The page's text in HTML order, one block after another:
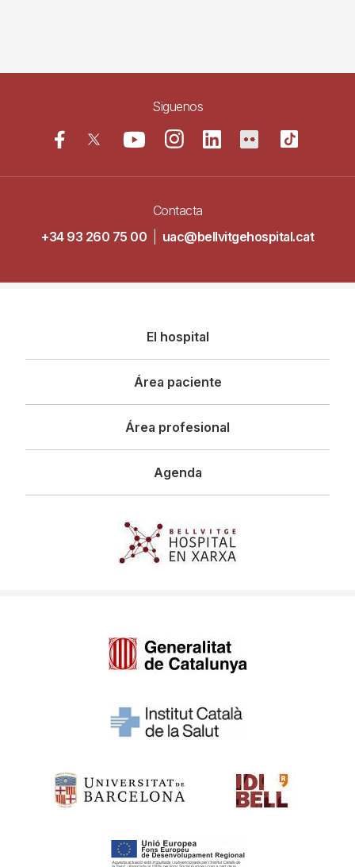
Siguenos
Contacta
+34 93 260 75 00
uac@bellvitgehospital.cat
principal
El hospital
Área paciente
Área profesional
Agenda